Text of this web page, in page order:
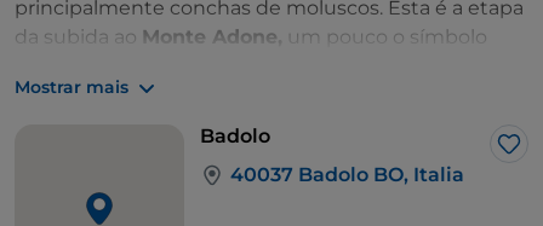
principalmente conchas de moluscos. Esta é a etapa
da subida ao Monte Adone,
um pouco o símbolo
cruzes, pode ler as mensagens dos caminhantes que
passaram por aqui antes de si e deixar uma
mensagem para os futuros visitantes no caderno dos
caminhantes. Encontra-o numa caixa de metal
fixada às cruzes. A partir daqui, o panorama é
Mostrar mais
Badolo
40037 Badolo BO, Italia